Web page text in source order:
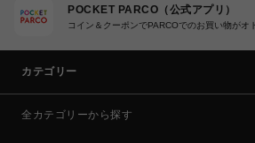
POCKET PARCO（公式アプリ）
コイン＆クーポンでPARCOでのお買い物がオ
カテゴリー
全カテゴリーから探す